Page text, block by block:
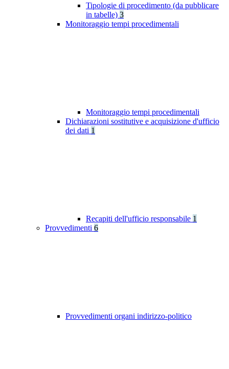
Tipologie di procedimento (da pubblicare
in tabelle) 3
Monitoraggio tempi procedimentali
Monitoraggio tempi procedimentali
Dichiarazioni sostitutive e acquisizione d'ufficio
dei dati 1
Recapiti dell'ufficio responsabile 1
Provvedimenti 6
Provvedimenti organi indirizzo-politico